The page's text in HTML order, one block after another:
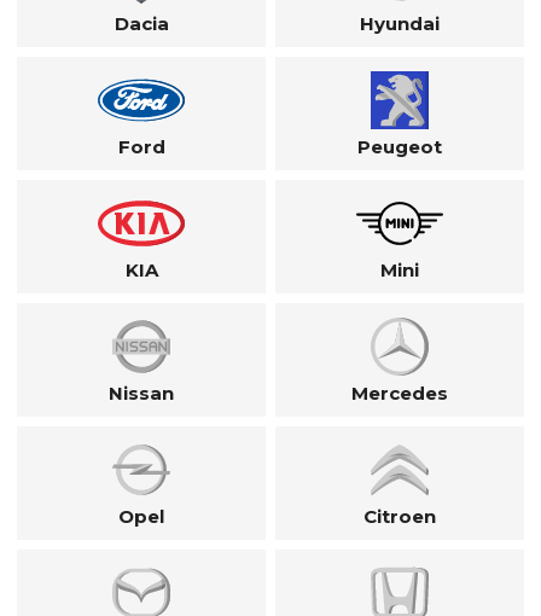
Dacia Hyundai
Ford Peugeot
KIA Mini
Nissan Mercedes
Opel Citroen